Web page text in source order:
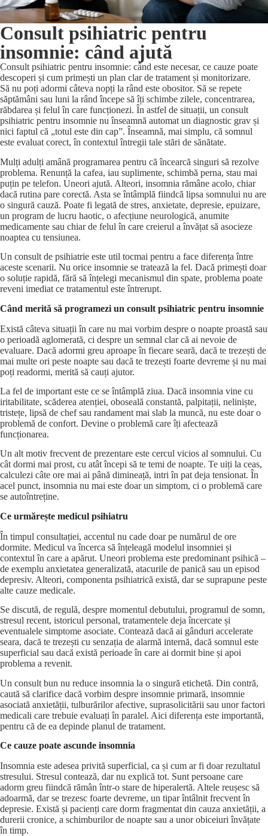
Consult psihiatric pentru
insomnie: când ajută
Consult psihiatric pentru insomnie: când este necesar, ce cauze poate
descoperi și cum primești un plan clar de tratament și monitorizare.
Să nu poți adormi câteva nopți la rând este obositor. Să se repete
săptămâni sau luni la rând începe să îți schimbe zilele, concentrarea,
răbdarea și felul în care funcționezi. În astfel de situații, un consult
psihiatric pentru insomnie nu înseamnă automat un diagnostic grav și
nici faptul că „totul este din cap”. Înseamnă, mai simplu, că somnul
este evaluat corect, în contextul întregii tale stări de sănătate.
Mulți adulți amână programarea pentru că încearcă singuri să rezolve
problema. Renunță la cafea, iau suplimente, schimbă perna, stau mai
puțin pe telefon. Uneori ajută. Alteori, insomnia rămâne acolo, chiar
dacă rutina pare corectă. Asta se întâmplă fiindcă lipsa somnului nu are
o singură cauză. Poate fi legată de stres, anxietate, depresie, epuizare,
un program de lucru haotic, o afecțiune neurologică, anumite
medicamente sau chiar de felul în care creierul a învățat să asocieze
noaptea cu tensiunea.
Un consult de psihiatrie este util tocmai pentru a face diferența între
aceste scenarii. Nu orice insomnie se tratează la fel. Dacă primești doar
o soluție rapidă, fără să înțelegi mecanismul din spate, problema poate
reveni imediat ce tratamentul este întrerupt.
Când merită să programezi un consult psihiatric pentru insomnie
Există câteva situații în care nu mai vorbim despre o noapte proastă sau
o perioadă aglomerată, ci despre un semnal clar că ai nevoie de
evaluare. Dacă adormi greu aproape în fiecare seară, dacă te trezești de
mai multe ori peste noapte sau dacă te trezești foarte devreme și nu mai
poți readormi, merită să cauți ajutor.
La fel de important este ce se întâmplă ziua. Dacă insomnia vine cu
iritabilitate, scăderea atenției, oboseală constantă, palpitații, neliniște,
tristețe, lipsă de chef sau randament mai slab la muncă, nu este doar o
problemă de confort. Devine o problemă care îți afectează
funcționarea.
Un alt motiv frecvent de prezentare este cercul vicios al somnului. Cu
cât dormi mai prost, cu atât începi să te temi de noapte. Te uiți la ceas,
calculezi câte ore mai ai până dimineață, intri în pat deja tensionat. În
acel punct, insomnia nu mai este doar un simptom, ci o problemă care
se autoîntreține.
Ce urmărește medicul psihiatru
În timpul consultației, accentul nu cade doar pe numărul de ore
dormite. Medicul va încerca să înțeleagă modelul insomniei și
contextul în care a apărut. Uneori problema este predominant psihică –
de exemplu anxietatea generalizată, atacurile de panică sau un episod
depresiv. Alteori, componenta psihiatrică există, dar se suprapune peste
alte cauze medicale.
Se discută, de regulă, despre momentul debutului, programul de somn,
stresul recent, istoricul personal, tratamentele deja încercate și
eventualele simptome asociate. Contează dacă ai gânduri accelerate
seara, dacă te trezești cu senzația de alarmă internă, dacă somnul este
superficial sau dacă există perioade în care ai dormit bine și apoi
problema a revenit.
Un consult bun nu reduce insomnia la o singură etichetă. Din contră,
caută să clarifice dacă vorbim despre insomnie primară, insomnie
asociată anxietății, tulburărilor afective, suprasolicitării sau unor factori
medicali care trebuie evaluați în paralel. Aici diferența este importantă,
pentru că de ea depinde planul de tratament.
Ce cauze poate ascunde insomnia
Insomnia este adesea privită superficial, ca și cum ar fi doar rezultatul
stresului. Stresul contează, dar nu explică tot. Sunt persoane care
adorm greu fiindcă rămân într-o stare de hiperalertă. Altele reușesc să
adoarmă, dar se trezesc foarte devreme, un tipar întâlnit frecvent în
depresie. Există și pacienți care dorm fragmentat din cauza anxietății, a
durerii cronice, a schimburilor de noapte sau a unor obiceiuri învățate
în timp.